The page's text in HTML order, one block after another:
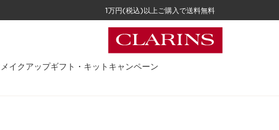
1万円(税込)以上ご購入で送料無料
メイクアップギフト・キット キャンペーン